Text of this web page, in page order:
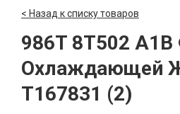
< Назад к списку товаров
986T 8T502
Охлаждающей
T167831 (2)